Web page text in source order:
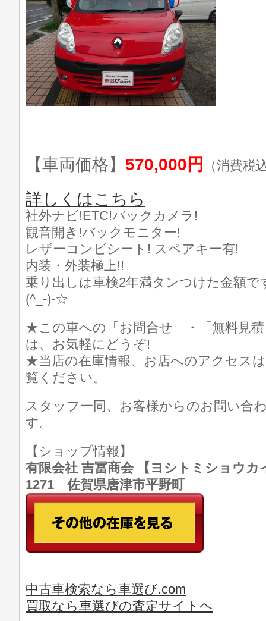
【車両価格】 570,000円 （消費税
詳しくはこちら
社外ナビ!ETC!バックカメラ!
観音開き!バックモニター!
レザーコンビシート! スペアキー有!
内装・外装極上!!
乗り出しは車検2年満タンつけた金額で
(^_-)-☆
★この車への「お問合せ」・「無料見
は、お気軽にどうぞ!
★当店の在庫情報、お店へのアクセス
覧ください。
スタッフ一同、お客様からのお問い合
す。
【ショップ情報】
有限会社 吉冨商会 【ヨシトミショウ
1271 佐賀県唐津市平野町
中古車検索なら車選び.com
買取なら車選びの査定サイトヘ